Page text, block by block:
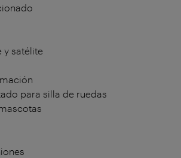
y satélite
para silla de ruedas